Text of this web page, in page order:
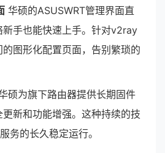
华硕的ASUSWRT管理界面直
手也能快速上手。针对v2ray
图形化配置页面，告别繁琐的
硕为旗下路由器提供长期固件
新和功能增强。这种持续的技
务的长久稳定运行。